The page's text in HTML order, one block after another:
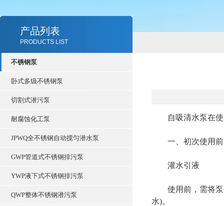
产品列表
PRODUCTS LIST
不锈钢泵
卧式多级不锈钢泵
切割式潜污泵
耐腐蚀化工泵
JPWQ全不锈钢自动搅匀潜水泵
GWP管道式不锈钢排污泵
YWP液下式不锈钢排污泵
QWP整体不锈钢潜污泵
自吸清水泵在使
一、初次使用前
灌水引液‌
使用前，需将泵
水)。